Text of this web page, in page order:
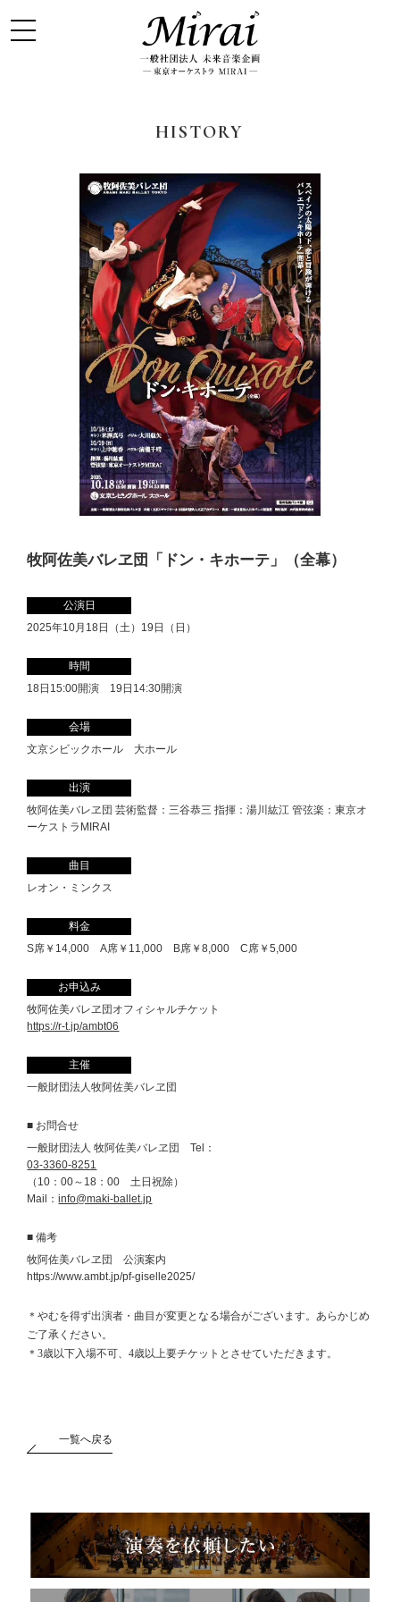
HISTORY
牧阿佐美バレヱ団「ドン・キホーテ」（全幕）
公演日
2025年10月18日（土）19日（日）
時間
18日15:00開演 19日14:30開演
会場
文京シビックホール 大ホール
出演
牧阿佐美バレヱ団 芸術監督：三谷恭三 指揮：湯川紘江 管弦楽：東京オ
ーケストラMIRAI
曲目
レオン・ミンクス
料金
S席￥14,000 A席￥11,000 B席￥8,000 C席￥5,000
お申込み
牧阿佐美バレヱ団オフィシャルチケット
https://r-t.jp/ambt06
主催
一般財団法人牧阿佐美バレヱ団
■ お問合せ
一般財団法人 牧阿佐美バレヱ団 Tel：
03-3360-8251
（10：00～18：00 土日祝除）
Mail：info@maki-ballet.jp
■ 備考
牧阿佐美バレヱ団 公演案内
https://www.ambt.jp/pf-giselle2025/
＊やむを得ず出演者・曲目が変更となる場合がございます。あらかじめ
ご了承ください。
＊3歳以下入場不可、4歳以上要チケットとさせていただきます。
一覧へ戻る